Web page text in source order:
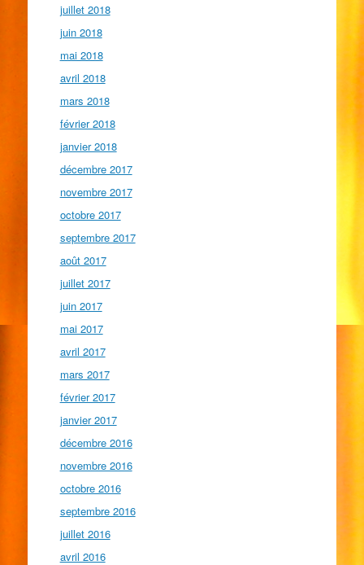
juillet 2018
juin 2018
mai 2018
avril 2018
mars 2018
février 2018
janvier 2018
décembre 2017
novembre 2017
octobre 2017
septembre 2017
août 2017
juillet 2017
juin 2017
mai 2017
avril 2017
mars 2017
février 2017
janvier 2017
décembre 2016
novembre 2016
octobre 2016
septembre 2016
juillet 2016
avril 2016